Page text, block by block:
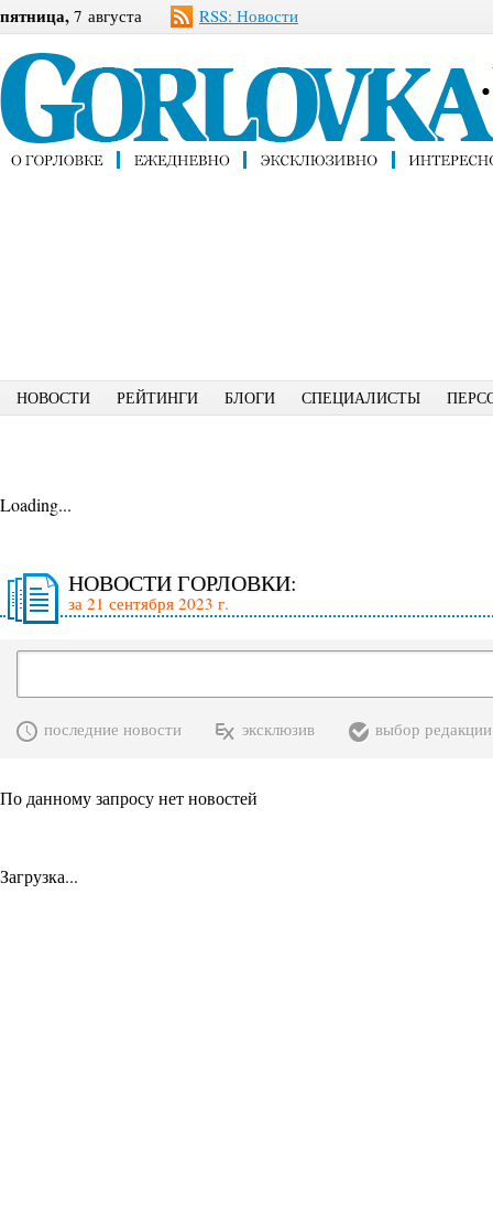
пятница, 7 августа RSS: Новости
НОВОСТИ РЕЙТИНГИ БЛОГИ СПЕЦИАЛИСТЫ
Loading...
НОВОСТИ ГОРЛОВКИ:
за 21 сентября 2023 г.
последние новости эксклюзив выбор редакции
По данному запросу нет новостей
Загрузка...